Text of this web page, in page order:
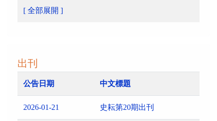
[ 全部展開 ]
出刊
公告日期 中文標題
2026-01-21 史耘第20期出刊